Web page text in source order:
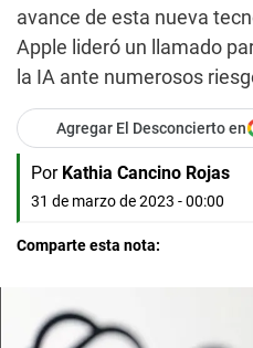
avance de esta nueva
Apple lideró un llamado
la IA ante numerosos
Agregar El Desconcierto en
Por Kathia Cancino Rojas
31 de marzo de 2023 - 00:00
Comparte esta nota: